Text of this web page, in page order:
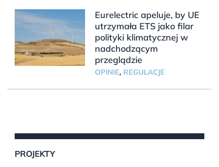
Eurelectric apeluje, by UE
utrzymała ETS jako filar
polityki klimatycznej w
nadchodzącym
przeglądzie
OPINIE, REGULACJE
PROJEKTY